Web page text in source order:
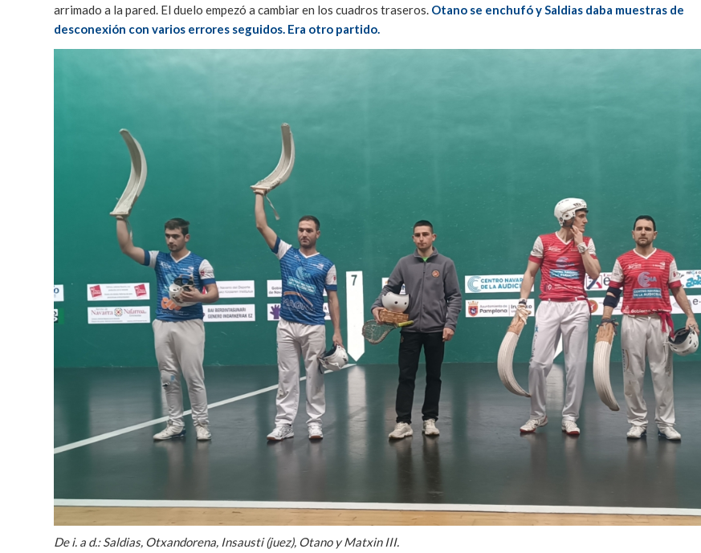
arrimado a la pared. El duelo empezó a cambiar en los cuadros traseros. Otano se enchufó y Saldias daba muestras de
desconexión con varios errores seguidos. Era otro partido.
De i. a d.: Saldias, Otxandorena, Insausti (juez), Otano y Matxin III.